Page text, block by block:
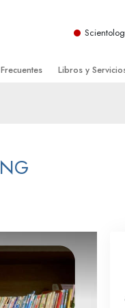
de Scientology
Libros y
Introductorias
La Integridad y
La Escala